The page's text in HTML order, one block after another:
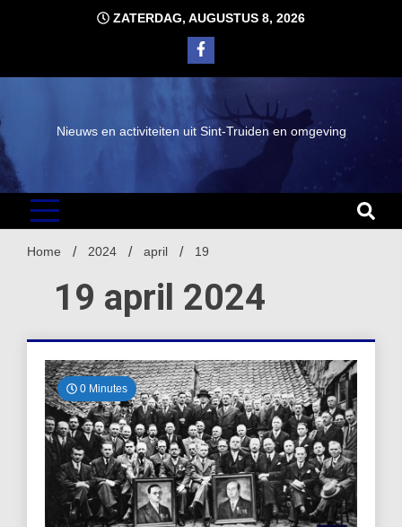
ZATERDAG, AUGUSTUS 8, 2026
Nieuws en activiteiten uit Sint-Truiden en omgeving
Home 2024 april 19
19 april 2024
0 Minutes